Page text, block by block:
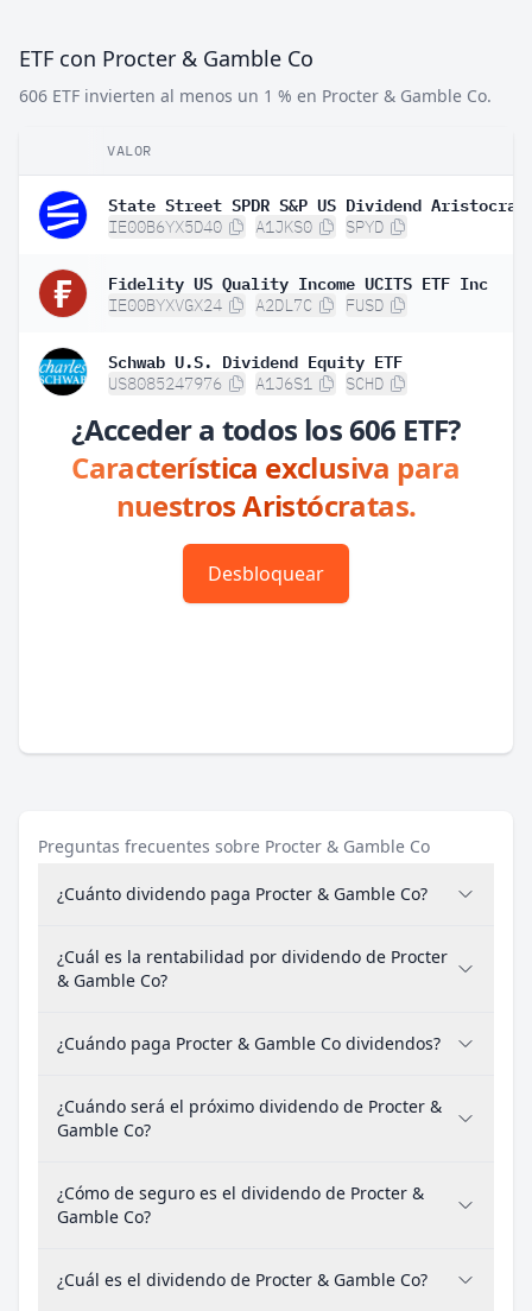
ETF con Procter & Gamble Co
606 ETF invierten al menos un 1 % en Procter & Gamble Co.
VALOR
IE00B6YX5D40 A1JKS0 SPYD
Fidelity US Quality Income UCITS ETF Inc
IE00BYXVGX24 A2DL7C FUSD
Schwab U.S. Dividend Equity ETF
US8085247976 A1J6S1 SCHD
¿Acceder a todos los 606 ETF?
Característica exclusiva para
nuestros Aristócratas.
Desbloquear
Preguntas frecuentes sobre Procter & Gamble Co
¿Cuánto dividendo paga Procter & Gamble Co?
¿Cuál es la rentabilidad por dividendo de Procter
& Gamble Co?
¿Cuándo paga Procter & Gamble Co dividendos?
¿Cuándo será el próximo dividendo de Procter &
Gamble Co?
¿Cómo de seguro es el dividendo de Procter &
Gamble Co?
¿Cuál es el dividendo de Procter & Gamble Co?